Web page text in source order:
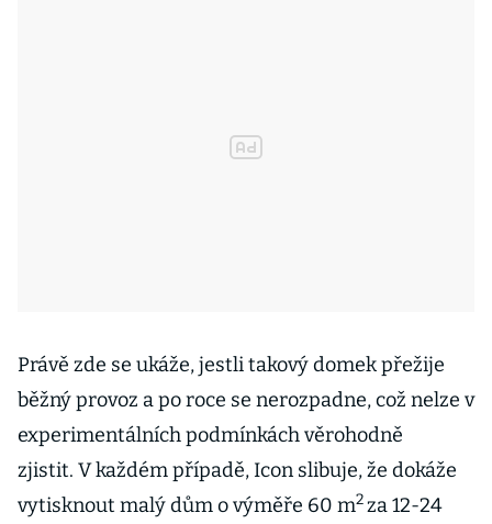
Právě zde se ukáže, jestli takový domek přežije
běžný provoz a po roce se nerozpadne, což nelze v
experimentálních podmínkách věrohodně
zjistit. V každém případě, Icon slibuje, že dokáže
vytisknout malý dům o výměře 60 m2za 12-24